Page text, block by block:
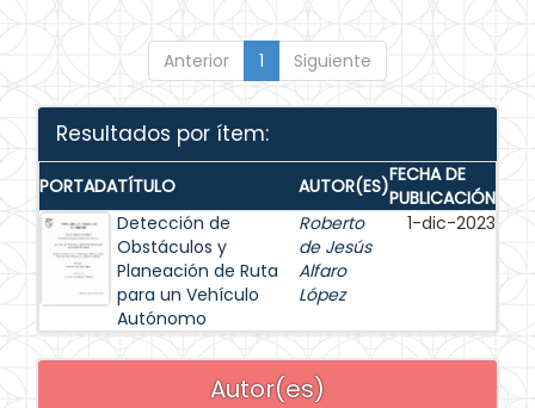
Anterior 1 Siguiente
Resultados por ítem:
PORTADATÍTULO AUTOR(ES)FECHA DE
PUBLICACIÓN
Detección de
Obstáculos y
Planeación de Ruta
para un Vehículo
Autónomo
Roberto
de Jesús
Alfaro
López
1-dic-2023
Autor(es)